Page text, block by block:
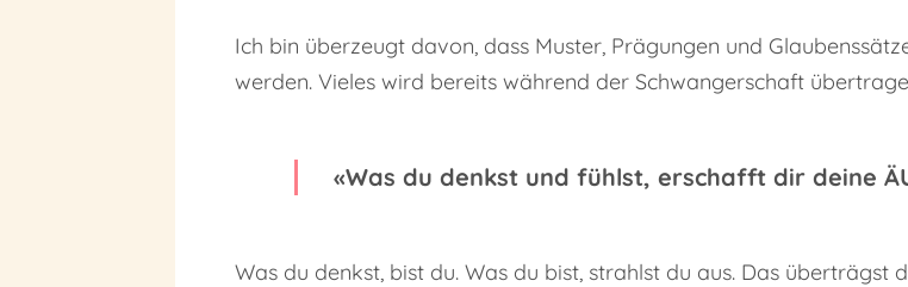
Ich bin überzeugt davon, dass Muster, Prägungen und
werden. Vieles wird bereits während der Schwangerschaft
«Was du denkst und fühlst, erschafft dir deine
Was du denkst, bist du. Was du bist, strahlst du aus. Das